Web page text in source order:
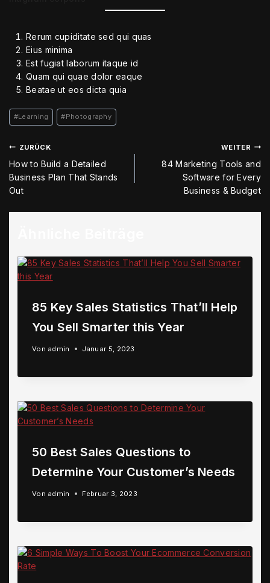
Rerum cupiditate sed qui quas
Eius minima
Est fugiat laborum itaque id
Quam qui quae dolor eaque
Beatae ut eos dicta quia
#Learning #Photography
ZURÜCK
How to Build a Detailed
Business Plan That Stands
Out
WEITER
84 Marketing Tools and
Software for Every
Business & Budget
85 Key Sales Statistics That’ll Help
You Sell Smarter this Year
Von admin Januar 5, 2023
50 Best Sales Questions to
Determine Your Customer’s Needs
Von admin Februar 3, 2023